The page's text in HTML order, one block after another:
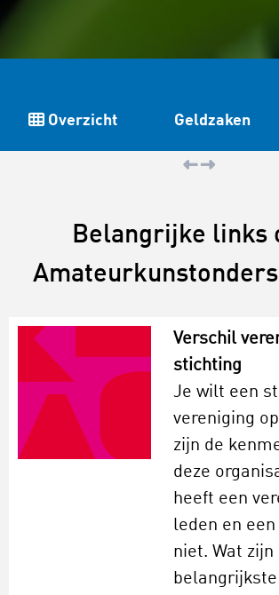
Overzicht Geldzaken
Belangrijke links
Verschil
stichting
Je wilt een
vereniging
zijn de
deze
heeft een
leden en
niet. Wat zijn